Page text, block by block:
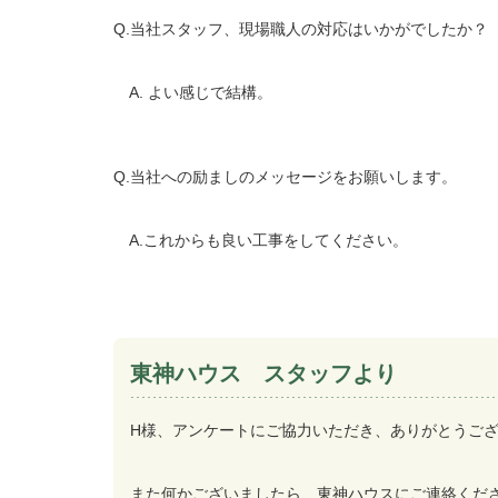
Q.当社スタッフ、現場職人の対応はいかがでしたか？
A. よい感じで結構。
Q.当社への励ましのメッセージをお願いします。
A.これからも良い工事をしてください。
東神ハウス スタッフより
H様、アンケートにご協力いただき、ありがとうござ
また何かございましたら、東神ハウスにご連絡くだ